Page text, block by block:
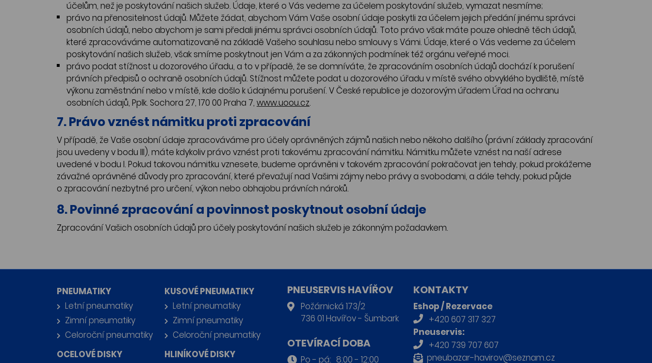
účelům, než je poskytování našich služeb. Údaje, které o Vás vedeme za účelem poskytování služeb, vymazat nesmíme;
právo na přenositelnost údajů. Můžete žádat, abychom Vám Vaše osobní údaje poskytli za účelem jejich předání jinému správci
osobních údajů, nebo abychom je sami předali jinému správci osobních údajů. Toto právo však máte pouze ohledně těch údajů,
které zpracováváme automatizovaně na základě Vašeho souhlasu nebo smlouvy s Vámi. Údaje, které o Vás vedeme za účelem
poskytování našich služeb, však smíme poskytnout jen Vám a za zákonných podmínek též orgánu veřejné moci.
právo podat stížnost u dozorového úřadu, a to v případě, že se domníváte, že zpracováním osobních údajů dochází k porušení
právních předpisů o ochraně osobních údajů. Stížnost můžete podat u dozorového úřadu v místě svého obvyklého bydliště, místě
výkonu zaměstnání nebo v místě, kde došlo k údajnému porušení. V České republice je dozorovým úřadem Úřad na ochranu
osobních údajů, Pplk. Sochora 27, 170 00 Praha 7, www.uoou.cz.
7. Právo vznést námitku proti zpracování
V případě, že Vaše osobní údaje zpracováváme pro účely oprávněných zájmů našich nebo někoho dalšího (právní základy zpracování
jsou uvedeny v bodu III), máte kdykoliv právo vznést proti takovému zpracování námitku. Námitku můžete vznést na naší adrese
uvedené v bodu I. Pokud takovou námitku vznesete, budeme oprávněni v takovém zpracování pokračovat jen tehdy, pokud prokážeme
závažné oprávněné důvody pro zpracování, které převažují nad Vašimi zájmy nebo právy a svobodami, a dále tehdy, pokud půjde
o zpracování nezbytné pro určení, výkon nebo obhajobu právních nároků.
8. Povinné zpracování a povinnost poskytnout osobní údaje
Zpracování Vašich osobních údajů pro účely poskytování našich služeb je zákonným požadavkem.
PNEUMATIKY
Letní pneumatiky
Zimní pneumatiky
Celoroční pneumatiky
KUSOVÉ PNEUMATIKY
Letní pneumatiky
Zimní pneumatiky
Celoroční pneumatiky
OCELOVÉ DISKY
HLINÍKOVÉ DISKY
PNEUSERVIS HAVÍŘOV
Požárnická 173/2
736 01 Havířov - Šumbark
OTEVÍRACÍ DOBA
Po - pá: 8:00 - 12:00
KONTAKTY
Eshop / Rezervace
+420 607 317 327
Pneuservis:
+420 739 707 607
pneubazar-havirov@seznam.cz